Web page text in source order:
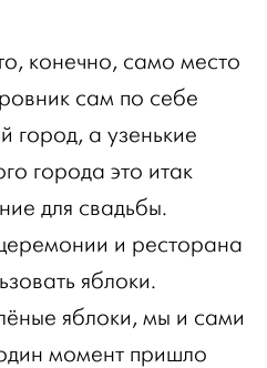
конечно, само место
сам по себе
город, а узенькие
города это итак
для свадьбы.
и ресторана
яблоки.
яблоки, мы и сами
момент пришло